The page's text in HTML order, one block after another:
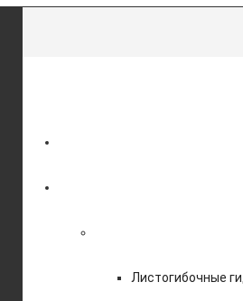
Листогибочные